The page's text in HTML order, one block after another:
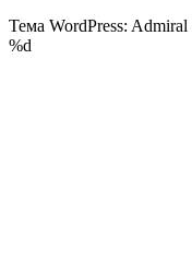
Тема WordPress: Admiral
%d